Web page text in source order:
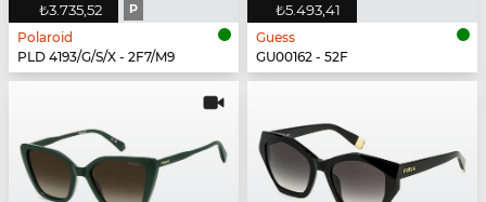
₺3.735,52 P
Polaroid
PLD 4193/G/S/X - 2F7/M9
₺5.493,41
Guess
GU00162 - 52F